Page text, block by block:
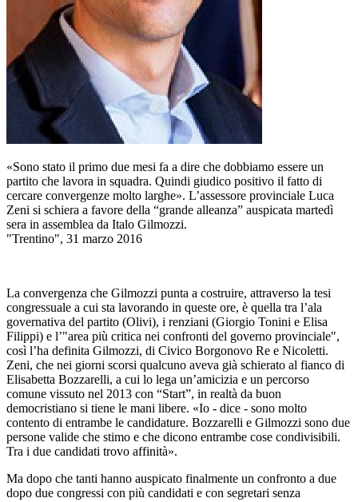
«Sono stato il primo due mesi fa a dire che dobbiamo essere un
partito che lavora in squadra. Quindi giudico positivo il fatto di
cercare convergenze molto larghe». L’assessore provinciale Luca
Zeni si schiera a favore della “grande alleanza” auspicata martedì
sera in assemblea da Italo Gilmozzi.
"Trentino", 31 marzo 2016
La convergenza che Gilmozzi punta a costruire, attraverso la tesi
congressuale a cui sta lavorando in queste ore, è quella tra l’ala
governativa del partito (Olivi), i renziani (Giorgio Tonini e Elisa
Filippi) e l’"area più critica nei confronti del governo provinciale",
così l’ha definita Gilmozzi, di Civico Borgonovo Re e Nicoletti.
Zeni, che nei giorni scorsi qualcuno aveva già schierato al fianco di
Elisabetta Bozzarelli, a cui lo lega un’amicizia e un percorso
comune vissuto nel 2013 con “Start”, in realtà da buon
democristiano si tiene le mani libere. «Io - dice - sono molto
contento di entrambe le candidature. Bozzarelli e Gilmozzi sono due
persone valide che stimo e che dicono entrambe cose condivisibili.
Tra i due candidati trovo affinità».
Ma dopo che tanti hanno auspicato finalmente un confronto a due
dopo due congressi con più candidati e con segretari senza